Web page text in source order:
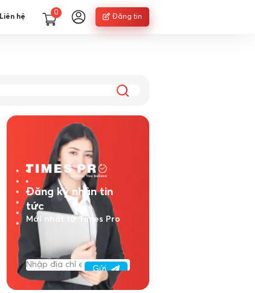
Liên hệ
0
Đăng tin
Đăng ký nhận tin
tức
Mới nhất từ Times Pro
Gửi